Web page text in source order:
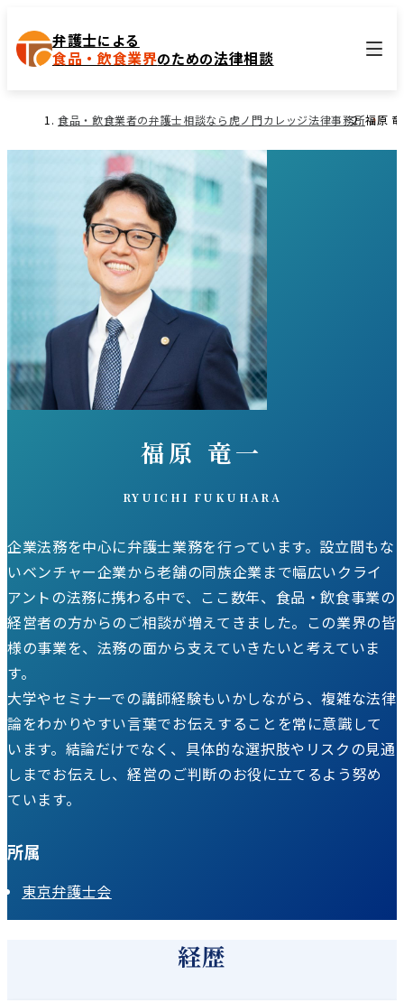
弁護士による
食品・飲食業界のための法律相談
食品・飲食業者の弁護士相談なら虎ノ門カレッジ法律事務所福原
福原 竜一
RYUICHI FUKUHARA
企業法務を中心に弁護士業務を行っています。設立間もな
いベンチャー企業から老舗の同族企業まで幅広いクライ
アントの法務に携わる中で、ここ数年、食品・飲食事業の
経営者の方からのご相談が増えてきました。この業界の皆
様の事業を、法務の面から支えていきたいと考えていま
す。
大学やセミナーでの講師経験もいかしながら、複雑な法律
論をわかりやすい言葉でお伝えすることを常に意識して
います。結論だけでなく、具体的な選択肢やリスクの見通
しまでお伝えし、経営のご判断のお役に立てるよう努め
ています。
所属
東京弁護士会
経歴